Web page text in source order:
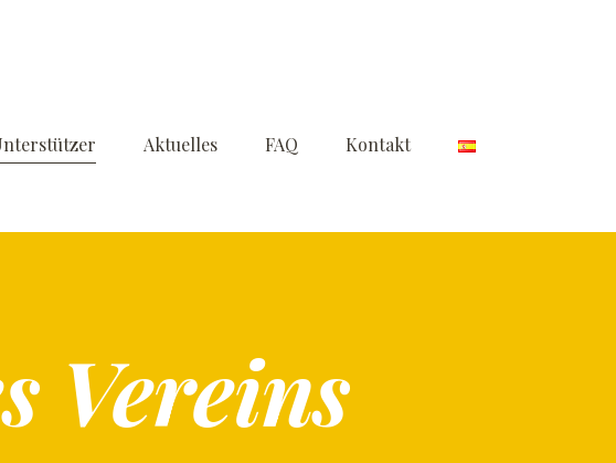
Aktuelles FAQ Kontakt
Vereins